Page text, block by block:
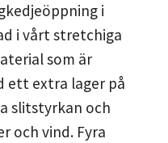
i
i vårt stretchiga
som är
ett extra lager på
slitstyrkan och
och vind. Fyra